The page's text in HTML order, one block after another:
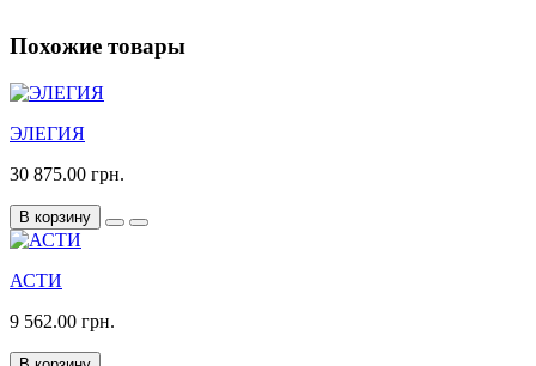
Похожие товары
ЭЛЕГИЯ
30 875.00 грн.
В корзину
АСТИ
9 562.00 грн.